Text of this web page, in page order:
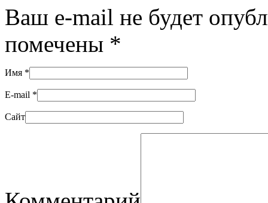
Ваш e-mail не будет
помечены *
Имя *
E-mail *
Сайт